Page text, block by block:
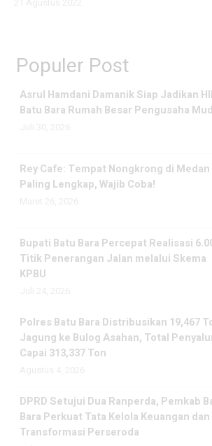
Populer Post
Asrul Hamdani Damanik Siap Jadikan
Batu Bara Rumah Besar Pengusaha
Rey Cafe: Tempat Nongkrong di Medan
Paling Lengkap, Wajib Coba!
Bupati Batu Bara Percepat Realisasi
Titik Penerangan Jalan melalui Skema
KPBU
Polres Batu Bara Distribusikan 19,467
Jagung ke Bulog Asahan, Total
Capai 313,337 Ton
DPRD Setujui Dua Ranperda, Pemkab
Bara Perkuat Tata Kelola Keuangan dan
Transformasi Perseroda